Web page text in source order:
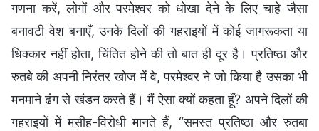
गणना करें, लोगों और परमेश्वर को धोखा देने के लिए चाहे जैसा
बनावटी वेश बनाएँ, उनके दिलों की गहराइयों में कोई जागरूकता या
धिक्कार नहीं होता, चिंतित होने की तो बात ही दूर है। प्रतिष्ठा और
रुतबे की अपनी निरंतर खोज में वे, परमेश्वर ने जो किया है उसका भी
मनमाने ढंग से खंडन करते हैं। मैं ऐसा क्यों कहता हूँ? अपने दिलों की
गहराइयों में मसीह-विरोधी मानते हैं, “समस्त प्रतिष्ठा और रुतबा